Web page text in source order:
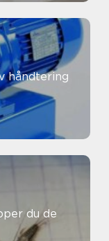
håndtering